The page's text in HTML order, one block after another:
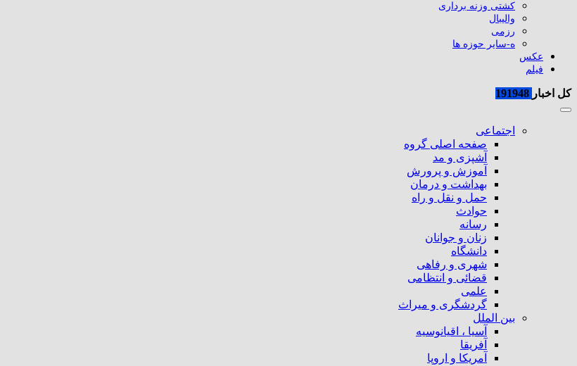
کشتی وزنه برداری
والیبال
رزمی
ه-سایر حوزه ها
عکس
فیلم
کل اخبار
اجتماعی
صفحه اصلی گروه
آشپزی و مد
آموزش و پرورش
بهداشت و درمان
حمل و نقل و راه
حوادث
رسانه
زنان و جوانان
دانشگاه
شهری و رفاهی
قضائی و انتظامی
علمی
گردشگری و میراث
بین الملل
آسیا ، اقیانوسیه
آفریقا
آمریکا و اروپا